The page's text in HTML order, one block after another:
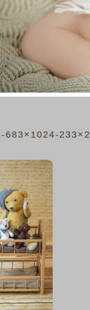
683×1024-